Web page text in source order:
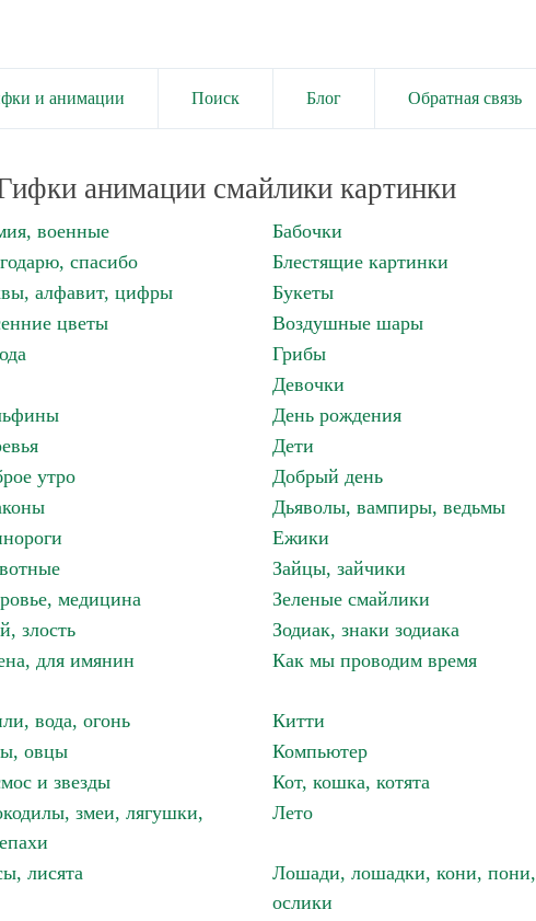
и анимации Поиск Блог Обратная связь
анимации смайлики картинки
военные
Бабочки
спасибо
Блестящие картинки
алфавит, цифры
Букеты
цветы
Воздушные шары
Грибы
Девочки
День рождения
Дети
утро
Добрый день
Дьяволы, вампиры, ведьмы
Ежики
Зайцы, зайчики
медицина
Зеленые смайлики
злость
Зодиак, знаки зодиака
для имянин Как мы проводим время
вода, огонь
Китти
овцы
Компьютер
и звезды
Кот, кошка, котята
змеи, лягушки,
Лето
лисята
Лошади, лошадки, кони, пони,
ослики